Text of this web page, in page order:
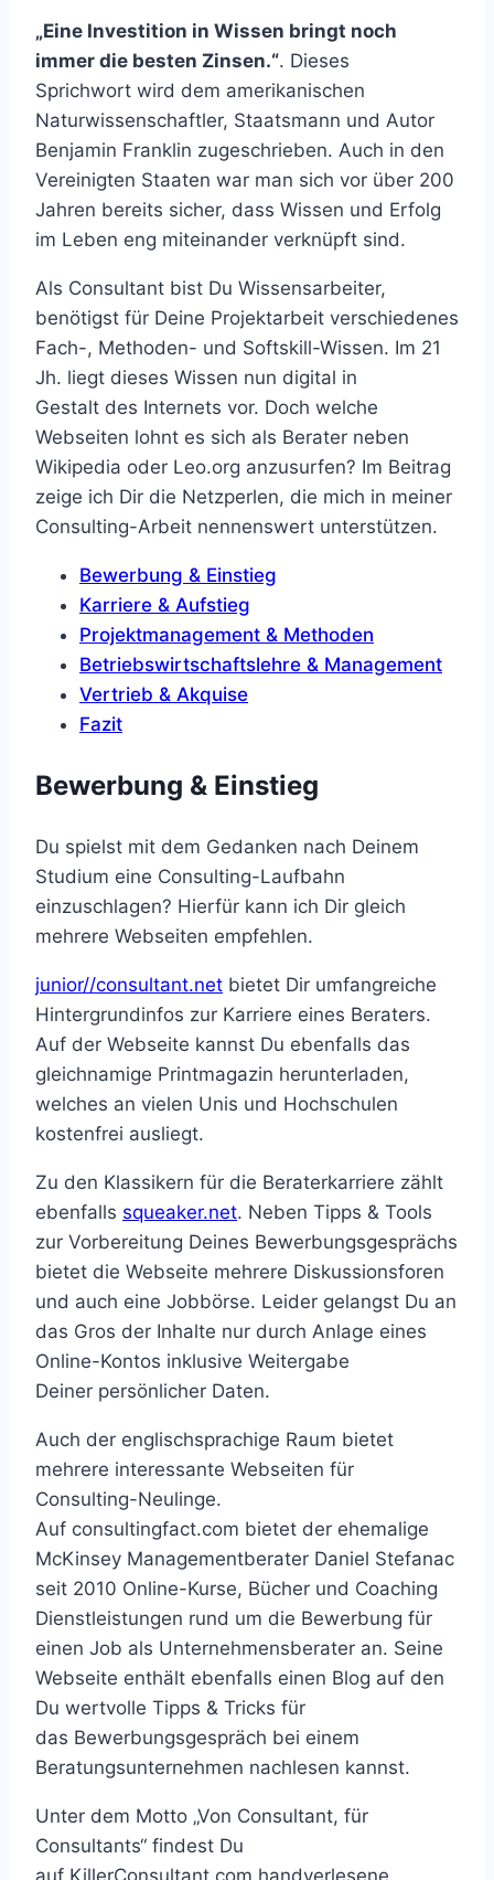
„Eine Investition in Wissen bringt noch
immer die besten Zinsen.“. Dieses
Sprichwort wird dem amerikanischen
Naturwissenschaftler, Staatsmann und Autor
Benjamin Franklin zugeschrieben. Auch in den
Vereinigten Staaten war man sich vor über 200
Jahren bereits sicher, dass Wissen und Erfolg
im Leben eng miteinander verknüpft sind.
Als Consultant bist Du Wissensarbeiter,
benötigst für Deine Projektarbeit verschiedenes
Fach-, Methoden- und Softskill-Wissen. Im 21
Jh. liegt dieses Wissen nun digital in
Gestalt des Internets vor. Doch welche
Webseiten lohnt es sich als Berater neben
Wikipedia oder Leo.org anzusurfen? Im Beitrag
zeige ich Dir die Netzperlen, die mich in meiner
Consulting-Arbeit nennenswert unterstützen.
Bewerbung & Einstieg
Karriere & Aufstieg
Projektmanagement & Methoden
Betriebswirtschaftslehre & Management
Vertrieb & Akquise
Fazit
Bewerbung & Einstieg
Du spielst mit dem Gedanken nach Deinem
Studium eine Consulting-Laufbahn
einzuschlagen? Hierfür kann ich Dir gleich
mehrere Webseiten empfehlen.
junior//consultant.net bietet Dir umfangreiche
Hintergrundinfos zur Karriere eines Beraters.
Auf der Webseite kannst Du ebenfalls das
gleichnamige Printmagazin herunterladen,
welches an vielen Unis und Hochschulen
kostenfrei ausliegt.
Zu den Klassikern für die Beraterkarriere zählt
ebenfalls squeaker.net. Neben Tipps & Tools
zur Vorbereitung Deines Bewerbungsgesprächs
bietet die Webseite mehrere Diskussionsforen
und auch eine Jobbörse. Leider gelangst Du an
das Gros der Inhalte nur durch Anlage eines
Online-Kontos inklusive Weitergabe
Deiner persönlicher Daten.
Auch der englischsprachige Raum bietet
mehrere interessante Webseiten für
Consulting-Neulinge.
Auf consultingfact.com bietet der ehemalige
McKinsey Managementberater Daniel Stefanac
seit 2010 Online-Kurse, Bücher und Coaching
Dienstleistungen rund um die Bewerbung für
einen Job als Unternehmensberater an. Seine
Webseite enthält ebenfalls einen Blog auf den
Du wertvolle Tipps & Tricks für
das Bewerbungsgespräch bei einem
Beratungsunternehmen nachlesen kannst.
Unter dem Motto „Von Consultant, für
Consultants“ findest Du